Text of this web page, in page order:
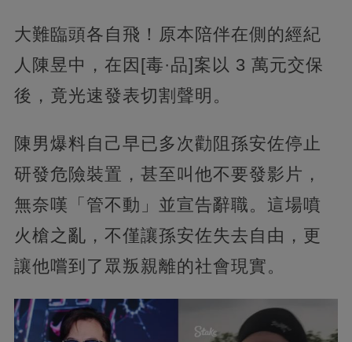
大難臨頭各自飛！原本陪伴在側的經紀
人陳昱中，在因[毒·品]案以 3 萬元交保
後，竟光速發表切割聲明。
陳男爆料自己早已多次勸阻孫安佐停止
研發危險裝置，甚至叫他不要發影片，
無奈嘆「管不動」並宣告辭職。這場噴
火槍之亂，不僅讓孫安佐失去自由，更
讓他嚐到了眾叛親離的社會現實。